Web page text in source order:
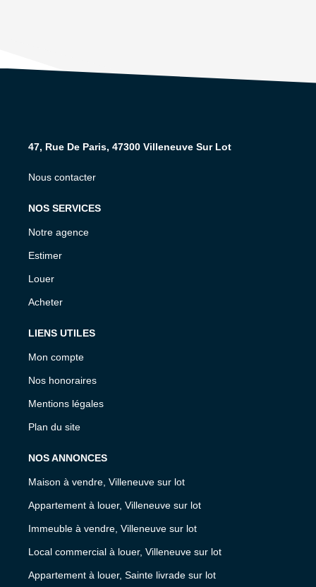
47, Rue De Paris, 47300 Villeneuve Sur Lot
Nous contacter
NOS SERVICES
Notre agence
Estimer
Louer
Acheter
LIENS UTILES
Mon compte
Nos honoraires
Mentions légales
Plan du site
NOS ANNONCES
Maison à vendre, Villeneuve sur lot
Appartement à louer, Villeneuve sur lot
Immeuble à vendre, Villeneuve sur lot
Local commercial à louer, Villeneuve sur lot
Appartement à louer, Sainte livrade sur lot